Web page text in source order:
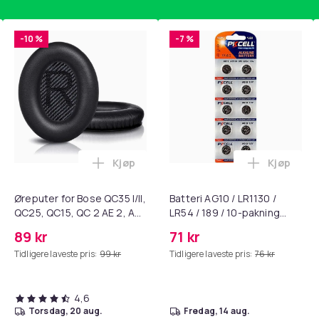
Det er et kortspor i den indre lommen
Lommeboketui
9bba128f-e480-455d-ba4d-378a1fc86d7d
- mage- og kjernetrening, yoga og
i titan, antibakterielt skjærebrett, skjærebrett i
-10 %
Øreputer for Bose QC35 I/II,
QC25, QC15, QC 2 AE 2, AE
SoundLink Black
89 kr
Tidligere laveste pris: 99 kr
Legg Øreputer for Bose QC35 I/II, QC25,
Kjøp
4,6
torsdag, 20 aug.
-7 %
Batteri AG10 / LR1130 /
LR54 / 189 / 10-pakning
71 kr
Tidligere laveste pris: 76 kr
Legg
Kjøp
fredag, 14 aug.